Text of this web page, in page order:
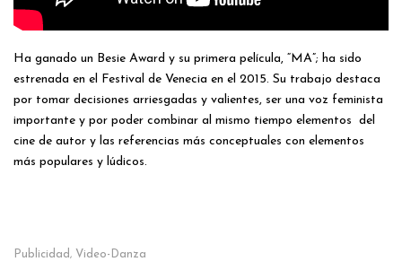
Ha ganado un Besie Award y su primera película, “MA”; ha sido
estrenada en el Festival de Venecia en el 2015. Su trabajo destaca
por tomar decisiones arriesgadas y valientes, ser una voz feminista
importante y por poder combinar al mismo tiempo elementos del
cine de autor y las referencias más conceptuales con elementos
más populares y lúdicos.
Publicidad, Video-Danza